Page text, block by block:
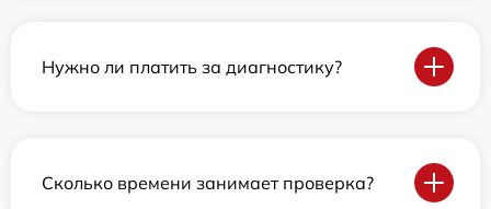
Нужно ли платить за диагностику?
Сколько времени занимает проверка?